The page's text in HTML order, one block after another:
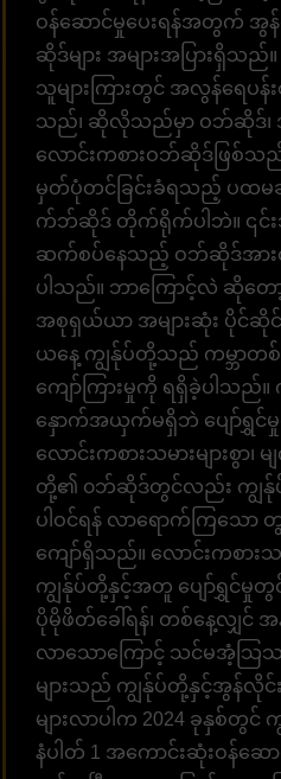
ဝန်ဆောင်မှုပေးရန်အတွက် အွ
ဆိုဒ်များ အများအပြားရှိသ
သူများကြားတွင် အလွန်ရေပ
သည်၊ ဆိုလိုသည်မှာ ဝဘ်ဆိုဒ်၊
လောင်းကစားဝဘ်ဆိုဒ်ဖြစ်သ
မှတ်ပုံတင်ခြင်းခံရသည့် ပထမ
က်ဘ်ဆိုဒ် တိုက်ရိုက်ပါဘဲ။ ၎င်
ဆက်စပ်နေသည့် ဝဘ်ဆိုဒ်အား
ပါသည်။ ဘာကြောင့်လဲ ဆိုတေ
အစုရှယ်ယာ အများဆုံး ပိုင်ဆိုင်
ယနေ့ ကျွန်ုပ်တို့သည် ကမ္ဘာတစ်
ကျော်ကြားမှုကို ရရှိခဲ့ပါသ
နှောက်အယှက်မရှိဘဲ ပျော်ရွှင်မှု
လောင်းကစားသမားများစွာ၊ မ
တို့၏ ၀ဘ်ဆိုဒ်တွင်လည်း ကျွန်ုပ်
ပါဝင်ရန် လာရောက်ကြသေ
ကျော်ရှိသည်။ လောင်းကစာ
ကျွန်ုပ်တို့နှင့်အတူ ပျော်ရွှင်မှုတွင်
ပိုမိုဖိတ်ခေါ်ရန်၊ တစ်နေ့လျှင်
လာသောကြောင့် သင်မအံ့သြသ
များသည် ကျွန်ုပ်တို့နှင့်အွန်လိုင်
များလာပါက 2024 ခုနှစ်
နံပါတ် 1 အကောင်းဆုံးဝန်ဆေ